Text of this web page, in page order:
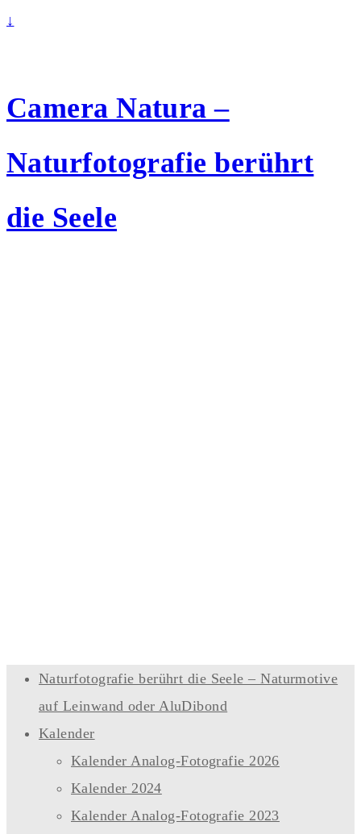
↓
Camera Natura –
Naturfotografie berührt
die Seele
Naturfotografie berührt die Seele – Naturmotive
auf Leinwand oder AluDibond
Kalender
Kalender Analog-Fotografie 2026
Kalender 2024
Kalender Analog-Fotografie 2023